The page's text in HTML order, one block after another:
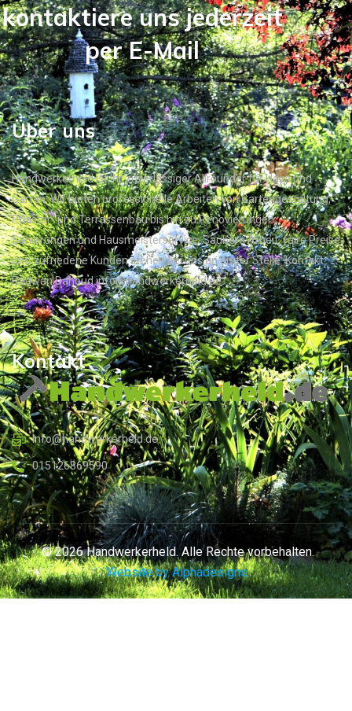
kontaktiere uns jederzeit
per E-Mail
Über uns
Handwerkerheld ist Ihr zuverlässiger Allrounder für Haus und
Garten. Wir bieten professionelle Arbeiten von Gartengestaltung,
Pflaster- und Terrassenbau bis hin zu Renovierungen,
Sanierungen und Hausmeisterservice. Saubere Arbeit, faire Preise
und zufriedene Kunden stehen bei uns an erster Stelle. Kontakt:
Radwan Dahoud info@handwerkerheld.de
Kontakt
Info@handwerkerheld.de
015126869590
© 2026 Handwerkerheld. Alle Rechte vorbehalten.
Website by Alphadesigns.